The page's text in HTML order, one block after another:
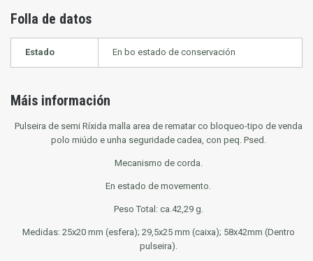
Folla de datos
Estado En bo estado de conservación
Máis información
Pulseira de semi Ríxida malla area de rematar co bloqueo-tipo de venda
polo miúdo e unha seguridade cadea, con peq. Psed.
Mecanismo de corda.
En estado de movemento.
Peso Total: ca.42,29 g.
Medidas: 25x20 mm (esfera); 29,5x25 mm (caixa); 58x42mm (Dentro
pulseira).